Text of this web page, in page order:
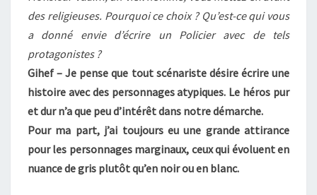
des religieuses. Pourquoi ce choix ? Qu’est-ce qui vous
a donné envie d’écrire un Policier avec de tels
protagonistes ?
Gihef – Je pense que tout scénariste désire écrire une
histoire avec des personnages atypiques. Le héros pur
et dur n’a que peu d’intérêt dans notre démarche.
Pour ma part, j’ai toujours eu une grande attirance
pour les personnages marginaux, ceux qui évoluent en
nuance de gris plutôt qu’en noir ou en blanc.